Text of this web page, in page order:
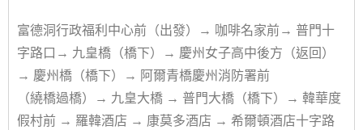
富德洞行政福利中心前（出發）→ 咖啡名家前→ 普門十
字路口→ 九皇橋（橋下）→ 慶州女子高中後方（返回）
→ 慶州橋（橋下）→ 阿爾青橋慶州消防署前
（繞橋過橋）→ 九皇大橋 → 普門大橋（橋下）→ 韓華度
假村前 → 羅韓酒店 → 康莫多酒店 → 希爾頓酒店十字路